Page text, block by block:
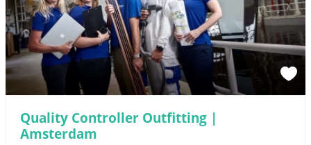
Quality Controller Outfitting |
Amsterdam